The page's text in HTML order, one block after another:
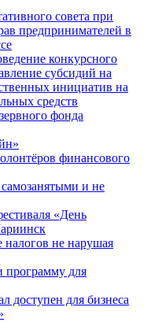
совета при
предпринимателей в
конкурсного
субсидий на
инициатив на
средств
фонда
финансового
и не
«День
не нарушая
программу для
доступен для бизнеса